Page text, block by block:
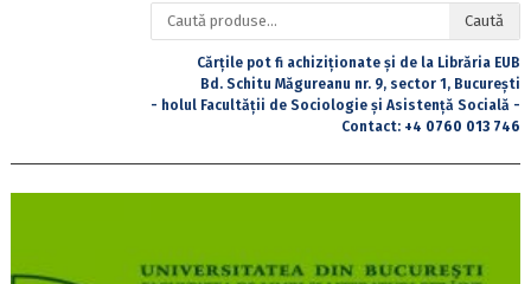
Caută
după:
Caută
Cărțile pot fi achiziționate și de la Librăria EUB
Bd. Schitu Măgureanu nr. 9, sector 1, București
- holul Facultății de Sociologie și Asistență Socială -
Contact: +4 0760 013 746